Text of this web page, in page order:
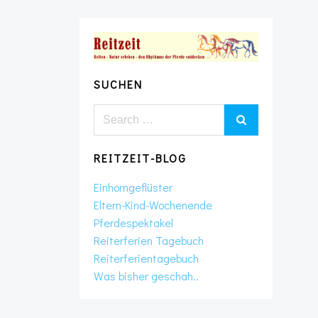
SUCHEN
Search
REITZEIT-BLOG
Einhorngeflüster
Eltern-Kind-Wochenende
Pferdespektakel
Reiterferien Tagebuch
Reiterferientagebuch
Was bisher geschah..